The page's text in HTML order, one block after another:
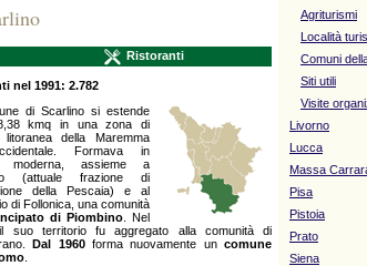
Agriturismi
Località
Comuni
Siti utili
Visite
Livorno
Lucca
Massa
Pisa
Pistoia
Prato
Siena
Ristoranti
nel 1991: 2.782
di Scarlino si estende
kmq in una zona di
litoranea della Maremma
Formava in
moderna, assieme a
(attuale frazione di
della Pescaia) e al
di Follonica, una comunità
di Piombino . Nel
suo territorio fu aggregato alla comunità di
Dal 1960forma nuovamente uncomune